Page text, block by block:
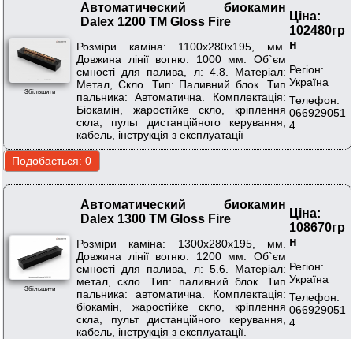
Збільшити
Автоматический биокамин
Dalex 1200 ТМ Gloss Fire
Розміри каміна: 1100х280х195, мм.
Довжина лінії вогню: 1000 мм. Об`єм
ємності для палива, л: 4.8. Матеріал:
Метал, Скло. Тип: Паливний блок. Тип
пальника: Автоматична. Комплектація:
Біокамін, жаростійке скло, кріплення
скла, пульт дистанційного керування,
кабель, інструкція з експлуатації
Ціна:
102480гр
н
Регіон:
Україна
Телефон:
066929051
4
Збільшити
Автоматический биокамин
Dalex 1300 ТМ Gloss Fire
Розміри каміна: 1300х280х195, мм.
Довжина лінії вогню: 1200 мм. Об`єм
ємності для палива, л: 5.6. Матеріал:
метал, скло. Тип: паливний блок. Тип
пальника: автоматична. Комплектація:
біокамін, жаростійке скло, кріплення
скла, пульт дистанційного керування,
кабель, інструкція з експлуатації.
Ціна:
108670гр
н
Регіон:
Україна
Телефон:
066929051
4